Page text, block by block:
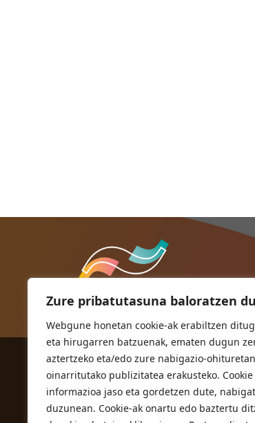
Zure pribatutasuna baloratzen
Webgune honetan cookie-ak erabiltzen
eta hirugarren batzuenak, ematen dugun
aztertzeko eta/edo zure nabigazio-ohituretan
oinarritutako publizitatea erakusteko.
informazioa jaso eta gordetzen dute,
duzunean. Cookie-ak onartu edo baztertu
ORIOKO UDALA
Herriko plaza,1
20810 Orio (Gipuzkoa)
T. 943 83 03 46